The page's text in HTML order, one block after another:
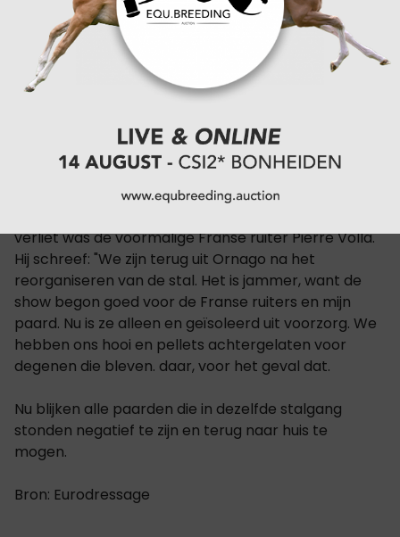
Morgan haar paard verbleef werden getest.
Een grote groep Franse ruiters, die niet in de schuur
stonden waar Morgan stond, besloot om
vrijwillig hun paarden thuis uit voorzorg. De
meerderheid van de ruiters besloot te blijven omdat
er strikte hygiëneprotocollen van kracht waren.
verliet was de voormalige Franse ruiter Pierre Volla.
Hij schreef: "We zijn terug uit Ornago na het
reorganiseren van de stal. Het is jammer, want de
show begon goed voor de Franse ruiters en mijn
paard. Nu is ze alleen en geïsoleerd uit voorzorg. We
hebben ons hooi en pellets achtergelaten voor
degenen die bleven. daar, voor het geval dat.
Nu blijken alle paarden die in dezelfde stalgang
stonden negatief te zijn en terug naar huis te
mogen.
Bron: Eurodressage